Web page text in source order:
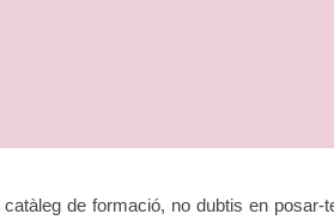
de formació, no dubtis en